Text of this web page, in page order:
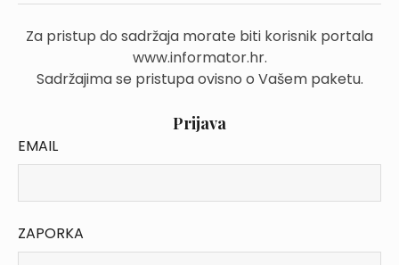
Za pristup do sadržaja morate biti korisnik portala
www.informator.hr.
Sadržajima se pristupa ovisno o Vašem paketu.
Prijava
EMAIL
ZAPORKA